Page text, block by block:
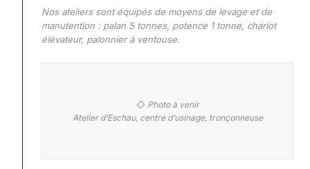
Nos ateliers sont équipés de moyens de levage et de
manutention : palan 5 tonnes, potence 1 tonne, chariot
élévateur, palonnier à ventouse.
◇ Photo à venir
Atelier d’Eschau, centre d’usinage, tronçonneuse